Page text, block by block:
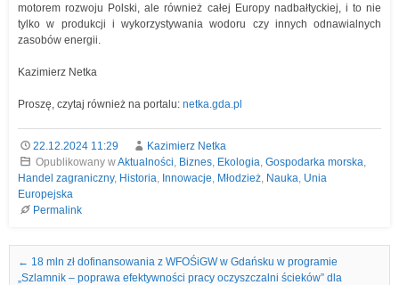
motorem rozwoju Polski, ale również całej Europy nadbałtyckiej, i to nie
tylko w produkcji i wykorzystywania wodoru czy innych odnawialnych
zasobów energii.
Kazimierz Netka
Proszę, czytaj również na portalu: netka.gda.pl
22.12.2024 11:29
Kazimierz Netka
Opublikowany wAktualności Biznes, Ekologia Gospodarka morska
Handel zagraniczny, Historia Innowacje Młodzież Nauka Unia
Europejska
Permalink
Nawigacja we wpisach
← 18 mln zł dofinansowania z WFOŚiGW w Gdańsku w programie
„Szlamnik – poprawa efektywności pracy oczyszczalni ścieków” dla